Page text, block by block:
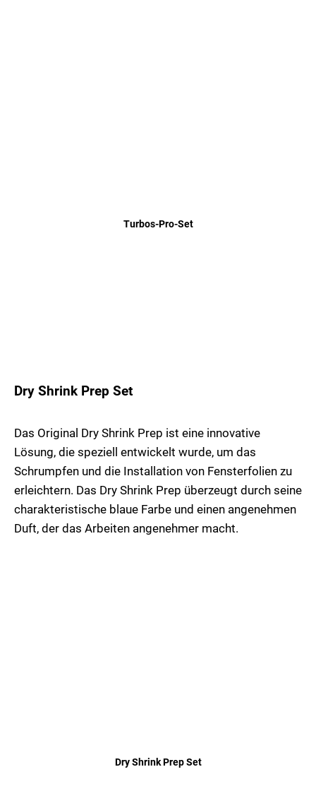
Turbos-Pro-Set
Dry Shrink Prep Set
Das Original Dry Shrink Prep ist eine innovative
Lösung, die speziell entwickelt wurde, um das
Schrumpfen und die Installation von Fensterfolien zu
erleichtern. Das Dry Shrink Prep überzeugt durch seine
charakteristische blaue Farbe und einen angenehmen
Duft, der das Arbeiten angenehmer macht.
Dry Shrink Prep Set